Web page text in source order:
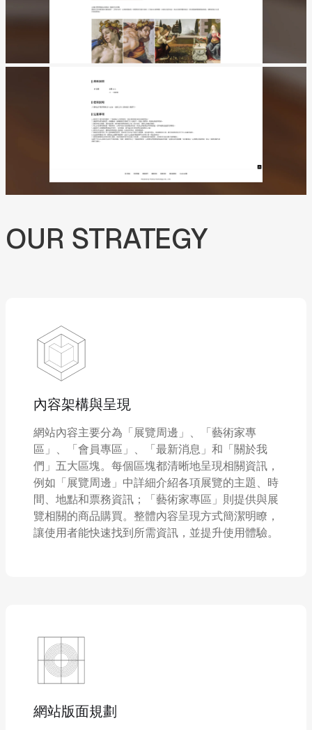
OUR STRATEGY
內容架構與呈現
網站內容主要分為「展覽周邊」、「藝術家專
區」、「會員專區」、「最新消息」和「關於我
們」五大區塊。每個區塊都清晰地呈現相關資訊，
例如「展覽周邊」中詳細介紹各項展覽的主題、時
間、地點和票務資訊；「藝術家專區」則提供與展
覽相關的商品購買。整體內容呈現方式簡潔明瞭，
讓使用者能快速找到所需資訊，並提升使用體驗。
網站版面規劃